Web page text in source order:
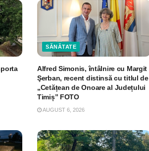
SĂNĂTATE
Alfred Simonis, întâlnire cu Margit
Şerban, recent distinsă cu titlul de
„Cetățean de Onoare al Județului
Timiș” FOTO
AUGUST 6, 2026